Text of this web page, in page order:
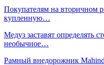
Покупателям на вторичном
купленную…
Медуз заставят определять
необычное…
Рамный внедорожник